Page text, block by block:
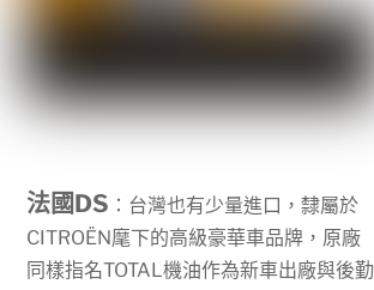
法國DS ：台灣也有少量進口，隸屬於
CITROËN麾下的高級豪華車品牌，原廠
同樣指名TOTAL機油作為新車出廠與後勤